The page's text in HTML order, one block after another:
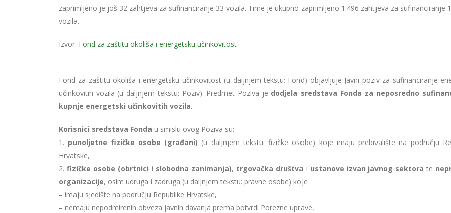
zaprimljeno je još 32 zahtjeva za sufinanciranje 33 vozila. Time je ukupno zaprimljeno 1.496 zahtjeva za sufinanciranje
vozila.
Izvor: Fond za zaštitu okoliša i energetsku učinkovitost
Fond za zaštitu okoliša i energetsku učinkovitost (u daljnjem tekstu: Fond) objavljuje Javni poziv za sufinanciranje
učinkovitih vozila (u daljnjem tekstu: Poziv). Predmet Poziva je dodjela sredstava Fonda za neposredno
kupnje energetski učinkovitih vozila.
Korisnici sredstava Fonda u smislu ovog Poziva su:
1. punoljetne fizičke osobe (građani) (u daljnjem tekstu: fizičke osobe) koje imaju prebivalište na području
Hrvatske,
2. fizičke osobe (obrtnici i slobodna zanimanja), trgovačka društva i ustanove izvan javnog sektora te
organizacije, osim udruga i zadruga (u daljnjem tekstu: pravne osobe) koje
– imaju sjedište na području Republike Hrvatske,
– nemaju nepodmirenih obveza javnih davanja prema potvrdi Porezne uprave,